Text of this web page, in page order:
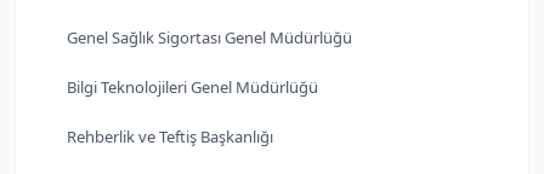
Genel Sağlık Sigortası Genel Müdürlüğü
Bilgi Teknolojileri Genel Müdürlüğü
Rehberlik ve Teftiş Başkanlığı